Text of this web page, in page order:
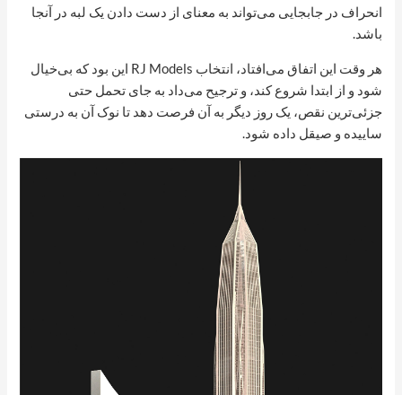
انحراف در جابجایی می‌تواند به معنای از دست دادن یک لبه در آنجا
باشد.
هر وقت این اتفاق می‌افتاد، انتخاب RJ Models این بود که بی‌خیال
شود و از ابتدا شروع کند، و ترجیح می‌داد به جای تحمل حتی
جزئی‌ترین نقص، یک روز دیگر به آن فرصت دهد تا نوک آن به درستی
ساییده و صیقل داده شود.